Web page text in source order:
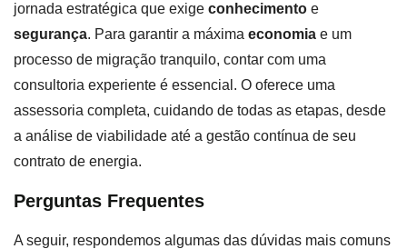
jornada estratégica que exige conhecimento e
segurança. Para garantir a máxima economia e um
processo de migração tranquilo, contar com uma
consultoria experiente é essencial. O oferece uma
assessoria completa, cuidando de todas as etapas, desde
a análise de viabilidade até a gestão contínua de seu
contrato de energia.
Perguntas Frequentes
A seguir, respondemos algumas das dúvidas mais comuns